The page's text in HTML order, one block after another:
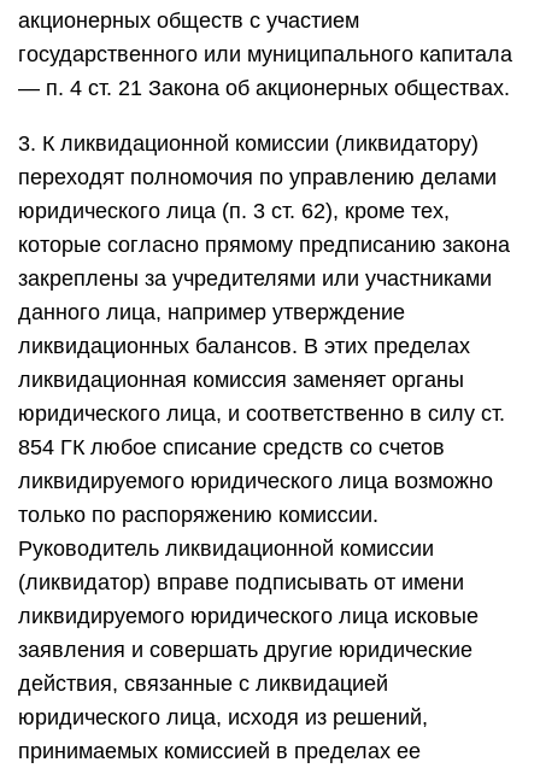
акционерных обществ с участием
государственного или муниципального капитала
— п. 4 ст. 21 Закона об акционерных обществах.
3. К ликвидационной комиссии (ликвидатору)
переходят полномочия по управлению делами
юридического лица (п. 3 ст. 62), кроме тех,
которые согласно прямому предписанию закона
закреплены за учредителями или участниками
данного лица, например утверждение
ликвидационных балансов. В этих пределах
ликвидационная комиссия заменяет органы
юридического лица, и соответственно в силу ст.
854 ГК любое списание средств со счетов
ликвидируемого юридического лица возможно
только по распоряжению комиссии.
Руководитель ликвидационной комиссии
(ликвидатор) вправе подписывать от имени
ликвидируемого юридического лица исковые
заявления и совершать другие юридические
действия, связанные с ликвидацией
юридического лица, исходя из решений,
принимаемых комиссией в пределах ее